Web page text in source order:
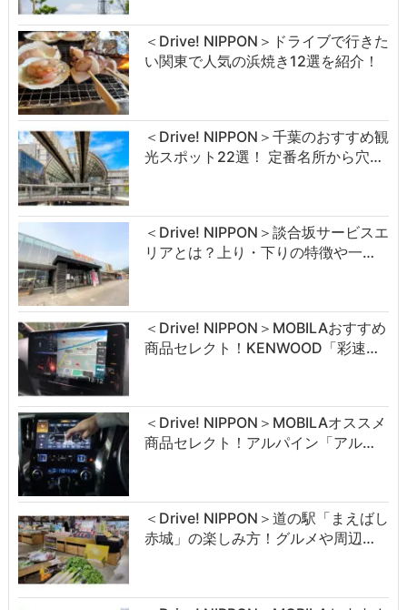
＜Drive! NIPPON＞ドライブで行きた
い関東で人気の浜焼き12選を紹介！
＜Drive! NIPPON＞千葉のおすすめ観
光スポット22選！ 定番名所から穴…
＜Drive! NIPPON＞談合坂サービスエ
リアとは？上り・下りの特徴や一…
＜Drive! NIPPON＞MOBILAおすすめ
商品セレクト！KENWOOD「彩速…
＜Drive! NIPPON＞MOBILAオススメ
商品セレクト！アルパイン「アル…
＜Drive! NIPPON＞道の駅「まえばし
赤城」の楽しみ方！グルメや周辺…